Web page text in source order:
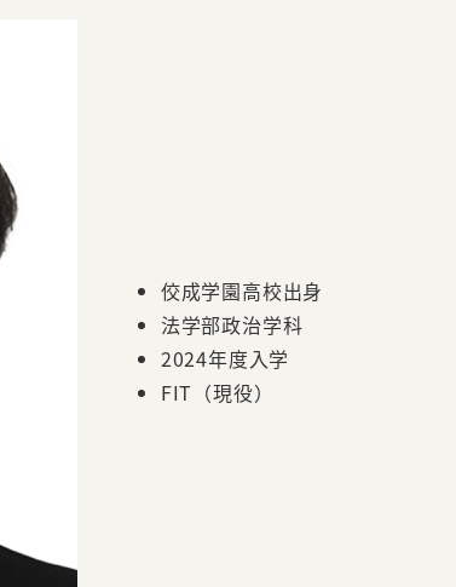
佼成学園高校出身
法学部政治学科
2024年度入学
FIT（現役）